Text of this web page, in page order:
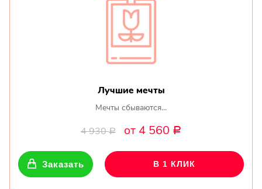
Лучшие мечты
Мечты сбываются...
4 930Р от 4 560 Р
Заказать В 1 КЛИК